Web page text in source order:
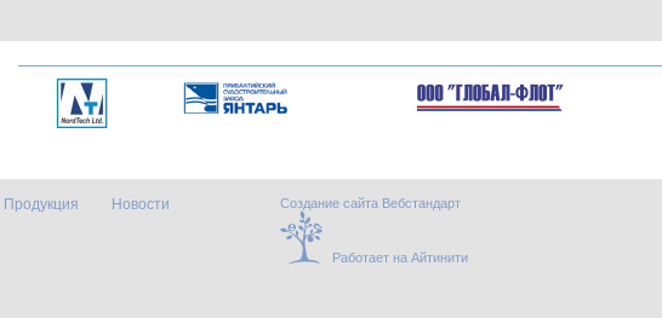
Продукция
Новости
Создание сайта Вебстандарт
Работает на Айтинити